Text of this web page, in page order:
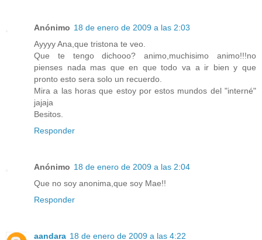
Anónimo 18 de enero de 2009 a las 2:03
Ayyyy Ana,que tristona te veo.
Que te tengo dichooo? animo,muchisimo animo!!!no
pienses nada mas que en que todo va a ir bien y que
pronto esto sera solo un recuerdo.
Mira a las horas que estoy por estos mundos del "interné"
jajaja
Besitos.
Responder
Anónimo 18 de enero de 2009 a las 2:04
Que no soy anonima,que soy Mae!!
Responder
aandara 18 de enero de 2009 a las 4:22